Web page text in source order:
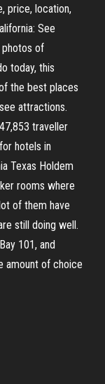
price, location,
See
photos of
today, this
the best places
attractions.
traveller
hotels in
Texas Holdem
rooms where
of them have
still doing well.
101, and
amount of choice